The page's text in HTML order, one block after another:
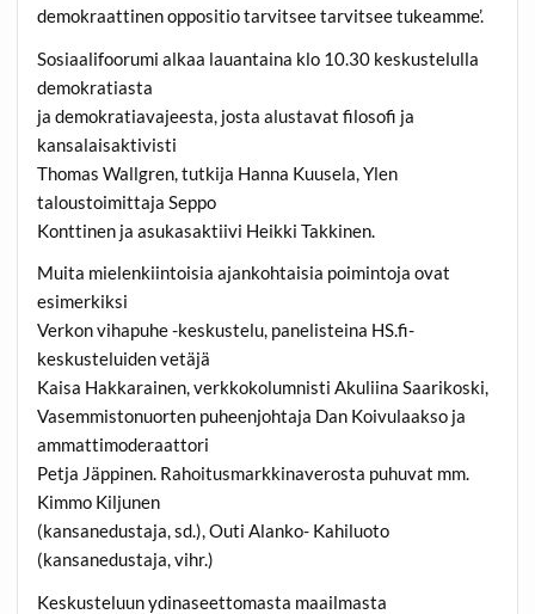
demokraattinen oppositio tarvitsee tarvitsee tukeamme’.
Sosiaalifoorumi alkaa lauantaina klo 10.30 keskustelulla
demokratiasta
ja demokratiavajeesta, josta alustavat filosofi ja
kansalaisaktivisti
Thomas Wallgren, tutkija Hanna Kuusela, Ylen
taloustoimittaja Seppo
Konttinen ja asukasaktiivi Heikki Takkinen.
Muita mielenkiintoisia ajankohtaisia poimintoja ovat
esimerkiksi
Verkon vihapuhe -keskustelu, panelisteina HS.fi-
keskusteluiden vetäjä
Kaisa Hakkarainen, verkkokolumnisti Akuliina Saarikoski,
Vasemmistonuorten puheenjohtaja Dan Koivulaakso ja
ammattimoderaattori
Petja Jäppinen. Rahoitusmarkkinaverosta puhuvat mm.
Kimmo Kiljunen
(kansanedustaja, sd.), Outi Alanko- Kahiluoto
(kansanedustaja, vihr.)
Keskusteluun ydinaseettomasta maailmasta